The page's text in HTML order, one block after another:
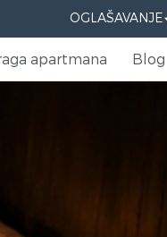
OGLAŠAVANJE
apartmana Blog